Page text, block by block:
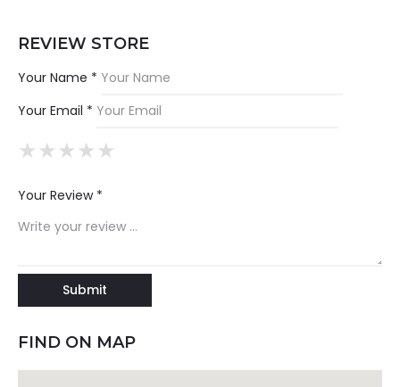
REVIEW STORE
Your Name *
Your Email *
★
★★
★★★
★★★★
★★★★★
Your Review *
FIND ON MAP